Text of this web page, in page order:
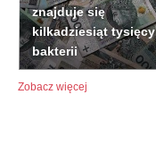
znajduje się
kilkadziesiąt tysięcy
bakterii
Zobacz więcej